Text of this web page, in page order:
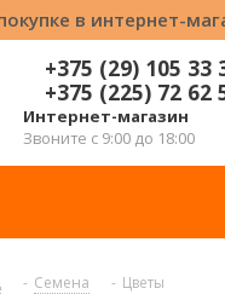
в интернет-
+375 (29) 105 33
+375 (225) 72 62
Интернет-магазин
Звоните с 9:00 до 18:00
- Семена - Цветы